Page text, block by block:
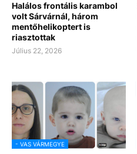
Halálos frontális karambol
volt Sárvárnál, három
mentőhelikoptert is
riasztottak
Július 22, 2026
- VAS VÁRMEGYE